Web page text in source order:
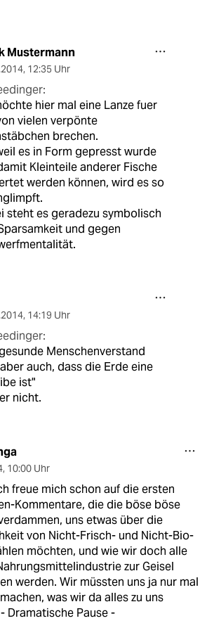
Mustermann
, 12:35 Uhr
hier mal eine Lanze fuer
vielen verpönte
brechen.
es in Form gepresst wurde
Kleinteile anderer Fische
werden können, wird es so
steht es geradezu symbolisch
und gegen
, 14:19 Uhr
Menschenverstand
auch, dass die Erde eine
ist"
nicht.
, 10:00 Uhr
freue mich schon auf die ersten
Kommentare, die die böse böse
uns etwas über die
von Nicht-Frisch- und Nicht-Bio-
möchten, und wie wir doch alle
zur Geisel
werden. Wir müssten uns ja nur mal
was wir da alles zu uns
Dramatische Pause -